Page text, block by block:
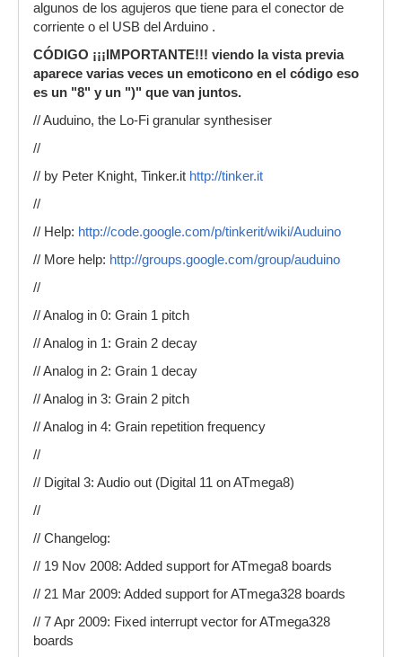
algunos de los agujeros que tiene para el conector de
corriente o el USB del Arduino .
CÓDIGO ¡¡¡IMPORTANTE!!! viendo la vista previa
aparece varias veces un emoticono en el código eso
es un "8" y un ")" que van juntos.
// Auduino, the Lo-Fi granular synthesiser
//
// by Peter Knight, Tinker.it http://tinker.it
//
// Help: http://code.google.com/p/tinkerit/wiki/Auduino
// More help: http://groups.google.com/group/auduino
//
// Analog in 0: Grain 1 pitch
// Analog in 1: Grain 2 decay
// Analog in 2: Grain 1 decay
// Analog in 3: Grain 2 pitch
// Analog in 4: Grain repetition frequency
//
// Digital 3: Audio out (Digital 11 on ATmega8)
//
// Changelog:
// 19 Nov 2008: Added support for ATmega8 boards
// 21 Mar 2009: Added support for ATmega328 boards
// 7 Apr 2009: Fixed interrupt vector for ATmega328
boards